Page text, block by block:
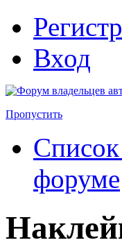
Вход
Пропустить
форуме